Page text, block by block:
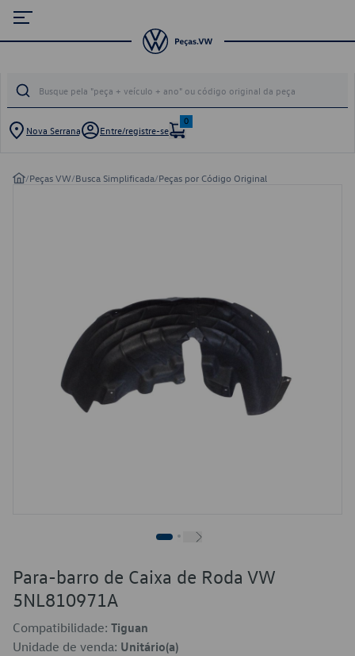
Nova Serrana Entre/registre-se
0
/Peças VW/Busca Simplificada/Peças por Código Original
Para-barro de Caixa de Roda VW
5NL810971A
Compatibilidade: Tiguan
Unidade de venda: Unitário(a)